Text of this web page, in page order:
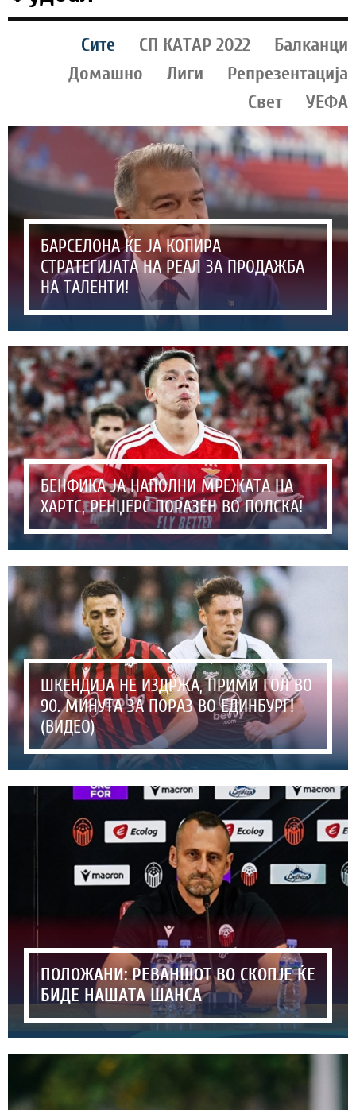
Сите СП КАТАР 2022
Балканци
Домашно
Лиги
Репрезентација
Свет
УЕФА
БАРСЕЛОНА ЌЕ ЈА КОПИРА
СТРАТЕГИЈАТА НА РЕАЛ ЗА ПРОДАЖБА
НА ТАЛЕНТИ!
БЕНФИКА ЈА НАПОЛНИ МРЕЖАТА НА
ХАРТС, РЕНЏЕРС ПОРАЗЕН ВО ПОЛСКА!
ШКЕНДИЈА НЕ ИЗДРЖА, ПРИМИ ГОЛ ВО
90. МИНУТА ЗА ПОРАЗ ВО ЕДИНБУРГ!
(ВИДЕО)
ПОЛОЖАНИ: РЕВАНШОТ ВО СКОПЈЕ ЌЕ
БИДЕ НАШАТА ШАНСА